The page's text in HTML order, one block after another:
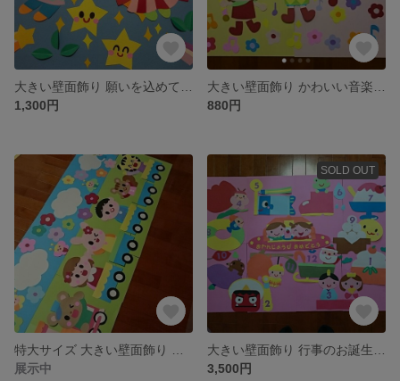
1,300円
880円
展示中
SOLD OUT
3,500円